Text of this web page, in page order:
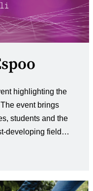
highlighting the
event brings
students and the
developing field…